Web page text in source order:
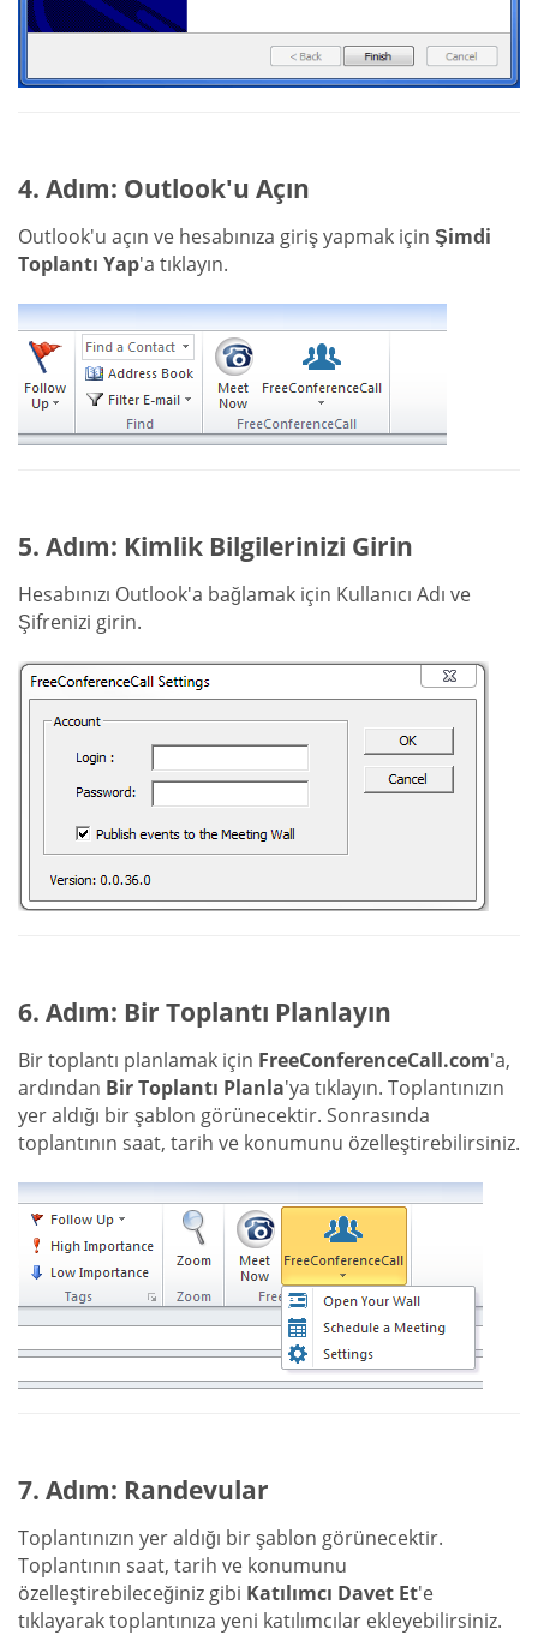
4. Adım: Outlook'u Açın
Outlook'u açın ve hesabınıza giriş yapmak için Şimdi
Toplantı Yap'a tıklayın.
5. Adım: Kimlik Bilgilerinizi Girin
Hesabınızı Outlook'a bağlamak için Kullanıcı Adı ve
Şifrenizi girin.
6. Adım: Bir Toplantı Planlayın
Bir toplantı planlamak için FreeConferenceCall.com'a,
ardından Bir Toplantı Planla'ya tıklayın. Toplantınızın
yer aldığı bir şablon görünecektir. Sonrasında
toplantının saat, tarih ve konumunu özelleştirebilirsiniz.
7. Adım: Randevular
Toplantınızın yer aldığı bir şablon görünecektir.
Toplantının saat, tarih ve konumunu
özelleştirebileceğiniz gibi Katılımcı Davet Et'e
tıklayarak toplantınıza yeni katılımcılar ekleyebilirsiniz.